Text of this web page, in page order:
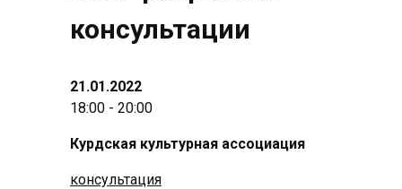
консультации
21.01.2022
18:00 - 20:00
Курдская культурная ассоциация
консультация